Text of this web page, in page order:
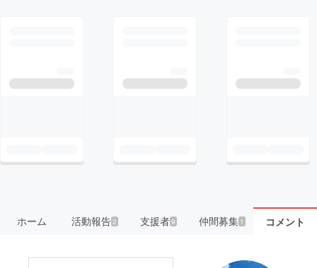
ホーム 活動報告2 支援者9 仲間募集 1 コメント